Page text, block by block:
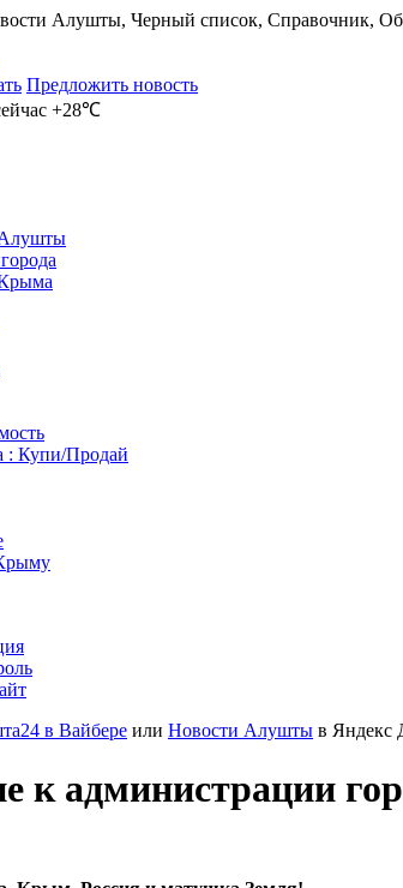
Предложить новость
+28℃
: Купи/Продай
в Вайбере или Новости Алушты в Яндекс
к администрации